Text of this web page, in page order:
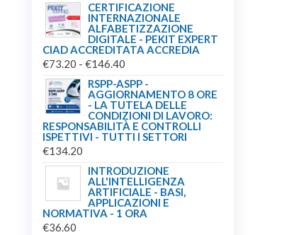
CERTIFICAZIONE
INTERNAZIONALE
ALFABETIZZAZIONE
DIGITALE - PEKIT EXPERT
CIAD ACCREDITATA ACCREDIA
€73.20 - €146.40
DI
PREZZO:
DA
€73.20
€146.40
RSPP-ASPP -
AGGIORNAMENTO 8 ORE
- LA TUTELA DELLE
CONDIZIONI DI LAVORO:
RESPONSABILITÀ E CONTROLLI
ISPETTIVI - TUTTI I SETTORI
€134.20
INTRODUZIONE
ALL'INTELLIGENZA
ARTIFICIALE - BASI,
APPLICAZIONI E
NORMATIVA - 1 ORA
€36.60